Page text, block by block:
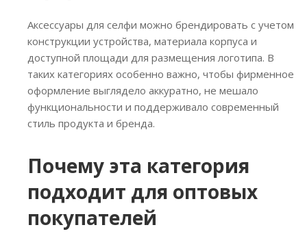
Аксессуары для селфи можно брендировать с учетом
конструкции устройства, материала корпуса и
доступной площади для размещения логотипа. В
таких категориях особенно важно, чтобы фирменное
оформление выглядело аккуратно, не мешало
функциональности и поддерживало современный
стиль продукта и бренда.
Почему эта категория
подходит для оптовых
покупателей